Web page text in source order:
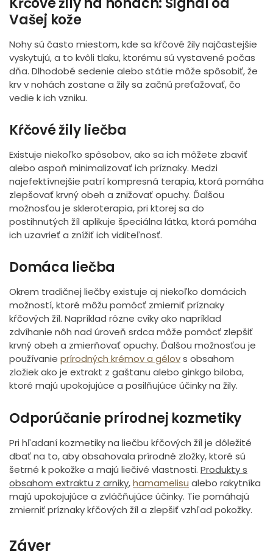
Vašej kože
Nohy sú často miestom, kde sa kŕčové žily najčastejšie
vyskytujú, a to kvôli tlaku, ktorému sú vystavené počas
dňa. Dlhodobé sedenie alebo státie môže spôsobiť, že
krv v nohách zostane a žily sa začnú preťažovať, čo
vedie k ich vzniku.
Kŕčové žily liečba
Existuje niekoľko spôsobov, ako sa ich môžete zbaviť
alebo aspoň minimalizovať ich príznaky. Medzi
najefektívnejšie patrí kompresná terapia, ktorá pomáha
zlepšovať krvný obeh a znižovať opuchy. Ďalšou
možnosťou je skleroterapia, pri ktorej sa do
postihnutých žíl aplikuje špeciálna látka, ktorá pomáha
ich uzavrieť a znížiť ich viditeľnosť.
Domáca liečba
Okrem tradičnej liečby existuje aj niekoľko domácich
možností, ktoré môžu pomôcť zmierniť príznaky
kŕčových žíl. Napríklad rôzne cviky ako napríklad
zdvíhanie nôh nad úroveň srdca môže pomôcť zlepšiť
krvný obeh a zmierňovať opuchy. Ďalšou možnosťou je
používanie prírodných krémov a gélovs obsahom
zložiek ako je extrakt z gaštanu alebo ginkgo biloba,
ktoré majú upokojujúce a posilňujúce účinky na žily.
Odporúčanie prírodnej kozmetiky
Pri hľadaní kozmetiky na liečbu kŕčových žíl je dôležité
dbať na to, aby obsahovala prírodné zložky, ktoré sú
šetrné k pokožke a majú liečivé vlastnosti. Produkty s
obsahom extraktu z arniky,hamamelisu alebo rakytníka
majú upokojujúce a zvláčňujúce účinky. Tie pomáhajú
zmierniť príznaky kŕčových žíl a zlepšiť vzhľad pokožky.
Záver